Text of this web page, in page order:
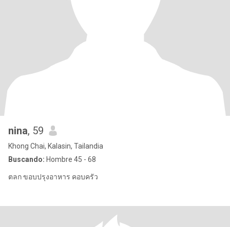
ืnina, 59
Khong Chai, Kalasin, Tailandia
Buscando: Hombre 45 - 68
ตลก ขอบปรุงอาหาร คอบครัว